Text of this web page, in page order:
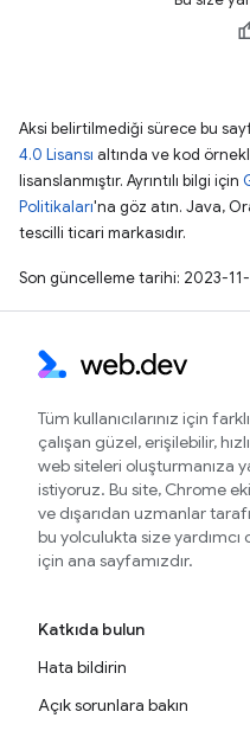
Aksi belirtilmediği sürece bu
4.0 Lisansı altında ve kod
lisanslanmıştır. Ayrıntılı bilgi için
Politikaları'na göz atın. Java,
tescilli ticari markasıdır.
Son güncelleme tarihi: 2023-11-
Tüm kullanıcılarınız için
çalışan güzel, erişilebilir,
web siteleri oluşturmanıza
istiyoruz. Bu site, Chrome
ve dışarıdan uzmanlar
bu yolculukta size yardımcı
için ana sayfamızdır.
Katkıda bulun
Hata bildirin
Açık sorunlara bakın